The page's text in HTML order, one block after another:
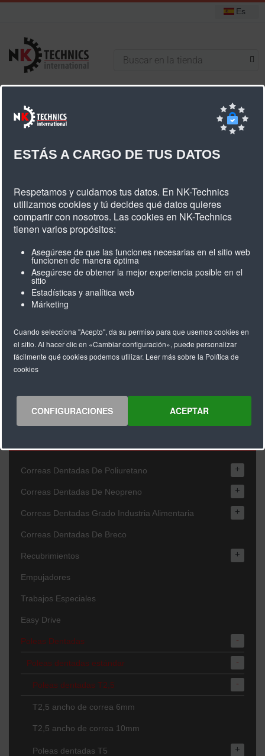
Es
+31 (0) 314 393751
Poleas dentadas estándar
Poleas dentadas T2,5
Poleas Dentadas T2,5
T2,5 ancho de correa 6mm T2,5 ancho de correa 10mm
Correas Dentadas De Poliuretano +
Correas Dentadas De Neopreno +
Correas Dentadas Grado Industria Alimentaria +
Correas Dentadas De Breco
Recubrimientos +
Empujadores
Trabajos Especiales
Easy Drive
Poleas Dentadas -
Poleas dentadas estándar -
Poleas dentadas T2,5 -
T2,5 ancho de correa 6mm
T2,5 ancho de correa 10mm
Poleas dentadas T5 +
ESTÁS A CARGO DE TUS DATOS
Respetamos y cuidamos tus datos. En NK-Technics
utilizamos cookies y tú decides qué datos quieres
compartir con nosotros. Las cookies en NK-Technics
tienen varios propósitos:
Asegúrese de que las funciones necesarias en el sitio web
funcionen de manera óptima
Asegúrese de obtener la mejor experiencia posible en el
sitio
Estadísticas y analítica web
Márketing
Cuando selecciona "Acepto", da su permiso para que usemos cookies en
el sitio. Al hacer clic en «Cambiar configuración», puede personalizar
fácilmente qué cookies podemos utilizar. Leer más sobre la Política de
cookies
ACEPTAR
CONFIGURACIONES